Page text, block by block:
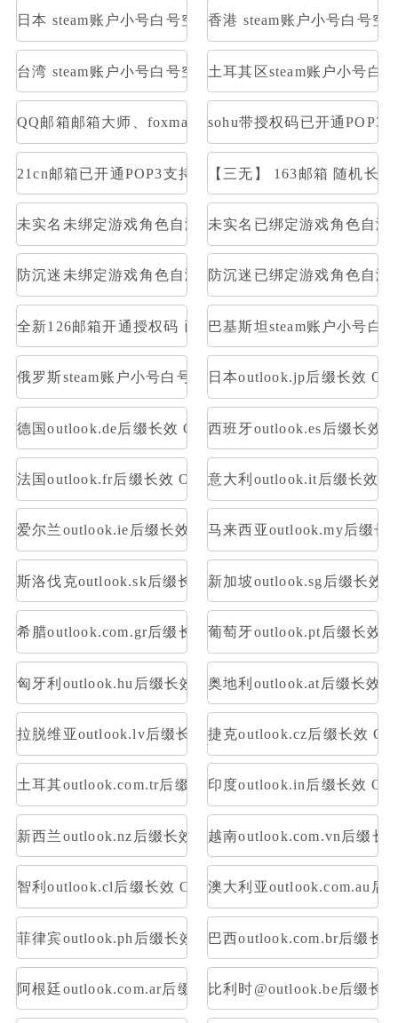
日本 steam账户小号白号空号方舟香港 steam账户小号白号空
台湾 steam账户小号白号空号方舟土耳其区steam账户小号白
QQ邮箱邮箱大师、foxmail等登陆,不是网页登陆，是授
sohu带授权码已开通POP3
21cn邮箱已开通POP3支持邮箱大师直登/支持网页登/
【三无】 163邮箱 随机长
未实名未绑定游戏角色自测部分存在角色未实名已绑定游戏角色自测
防沉迷未绑定游戏角色自测部分存在角色防沉迷已绑定游戏角色自测
全新126邮箱开通授权码 已开通Pop3，imap 格式：账
巴基斯坦steam账户小号白
俄罗斯steam账户小号白号空号方舟日本outlook.jp后缀长效
德国outlook.de后缀长效 OAuth2令牌号 支持imap pop
西班牙outlook.es后缀长效
法国outlook.fr后缀长效 OAuth2令牌号 支持imap pop
意大利outlook.it后缀长效
爱尔兰outlook.ie后缀长效 OAuth2令牌号 支持imap pop
马来西亚outlook.my后缀长
斯洛伐克outlook.sk后缀长效 OAuth2令牌号 支持imap
新加坡outlook.sg后缀长效
希腊outlook.com.gr后缀长效 OAuth2令牌号 支持imap
葡萄牙outlook.pt后缀长效
匈牙利outlook.hu后缀长效 OAuth2令牌号 支持imap pop
奥地利outlook.at后缀长效
拉脱维亚outlook.lv后缀长效 OAuth2令牌号 支持imap
捷克outlook.cz后缀长效
土耳其outlook.com.tr后缀长效 OAuth2令牌号 支持imap
印度outlook.in后缀长效
新西兰outlook.nz后缀长效 OAuth2令牌号 支持imap pop
越南outlook.com.vn后缀长
智利outlook.cl后缀长效 OAuth2令牌号 支持imap pop
澳大利亚outlook.com.au后
菲律宾outlook.ph后缀长效 OAuth2令牌号 支持imap pop
巴西outlook.com.br后缀长
阿根廷outlook.com.ar后缀长效 OAuth2令牌号 支持imap
比利时@outlook.be后缀长